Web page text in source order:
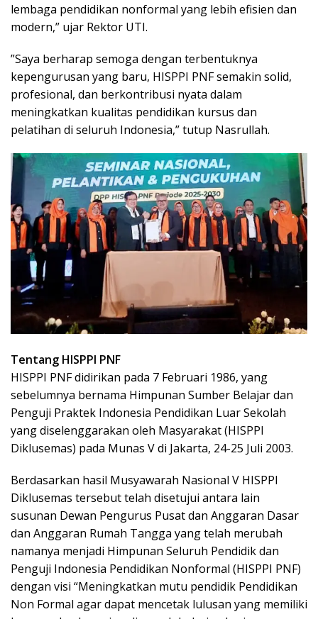
lembaga pendidikan nonformal yang lebih efisien dan
modern,” ujar Rektor UTI.
”Saya berharap semoga dengan terbentuknya
kepengurusan yang baru, HISPPI PNF semakin solid,
profesional, dan berkontribusi nyata dalam
meningkatkan kualitas pendidikan kursus dan
pelatihan di seluruh Indonesia,” tutup Nasrullah.
Tentang HISPPI PNF
HISPPI PNF didirikan pada 7 Februari 1986, yang
sebelumnya bernama Himpunan Sumber Belajar dan
Penguji Praktek Indonesia Pendidikan Luar Sekolah
yang diselenggarakan oleh Masyarakat (HISPPI
Diklusemas) pada Munas V di Jakarta, 24-25 Juli 2003.
Berdasarkan hasil Musyawarah Nasional V HISPPI
Diklusemas tersebut telah disetujui antara lain
susunan Dewan Pengurus Pusat dan Anggaran Dasar
dan Anggaran Rumah Tangga yang telah merubah
namanya menjadi Himpunan Seluruh Pendidik dan
Penguji Indonesia Pendidikan Nonformal (HISPPI PNF)
dengan visi “Meningkatkan mutu pendidik Pendidikan
Non Formal agar dapat mencetak lulusan yang memiliki